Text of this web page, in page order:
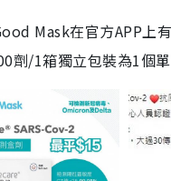
Mask在官方APP上
劑/1箱獨立包裝為1個